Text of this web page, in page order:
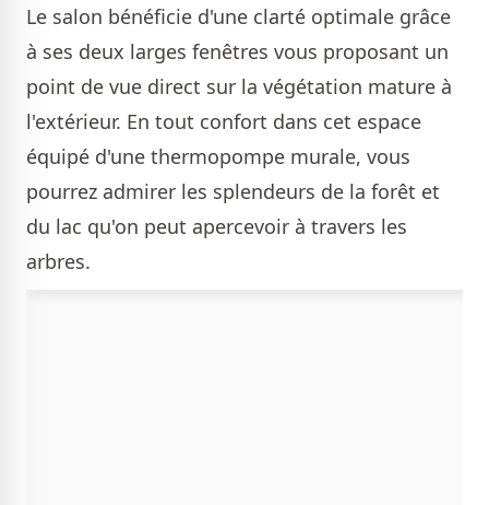
Le salon bénéficie d'une clarté optimale grâce
à ses deux larges fenêtres vous proposant un
point de vue direct sur la végétation mature à
l'extérieur. En tout confort dans cet espace
équipé d'une thermopompe murale, vous
pourrez admirer les splendeurs de la forêt et
du lac qu'on peut apercevoir à travers les
arbres.